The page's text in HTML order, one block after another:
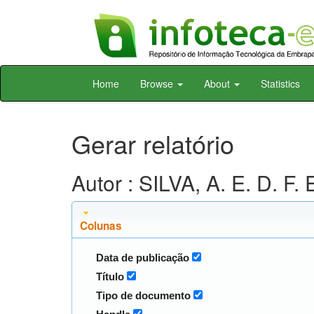
Skip
Home Browse About Statistics
Gerar relatório
Autor : SILVA, A. E. D. F.
Colunas
Data de publicação
Título
Tipo de documento